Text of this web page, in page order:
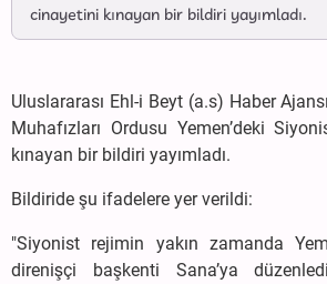
cinayetini kınayan bir bildiri yayımladı.
Uluslararası Ehl-i Beyt (a.s) Haber
Muhafızları Ordusu Yemen’deki
kınayan bir bildiri yayımladı.
Bildiride şu ifadelere yer verildi:
"Siyonist rejimin yakın zamanda
direnişçi başkenti Sana’ya